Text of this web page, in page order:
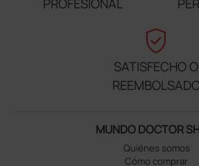
PROFESIONAL
verified_user
SATISFECHO O
MUNDO DOCTOR
Quiénes somos
Cómo comprar